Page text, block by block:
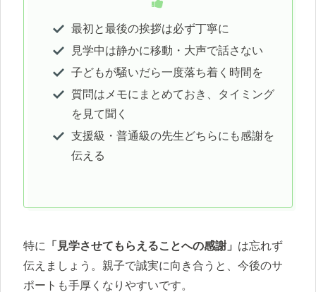
最初と最後の挨拶は必ず丁寧に
見学中は静かに移動・大声で話さない
子どもが騒いだら一度落ち着く時間を
質問はメモにまとめておき、タイミング
を見て聞く
支援級・普通級の先生どちらにも感謝を
伝える
特に 「見学させてもらえることへの感謝」 は忘れず
伝えましょう。親子で誠実に向き合うと、今後のサ
ポートも手厚くなりやすいです。